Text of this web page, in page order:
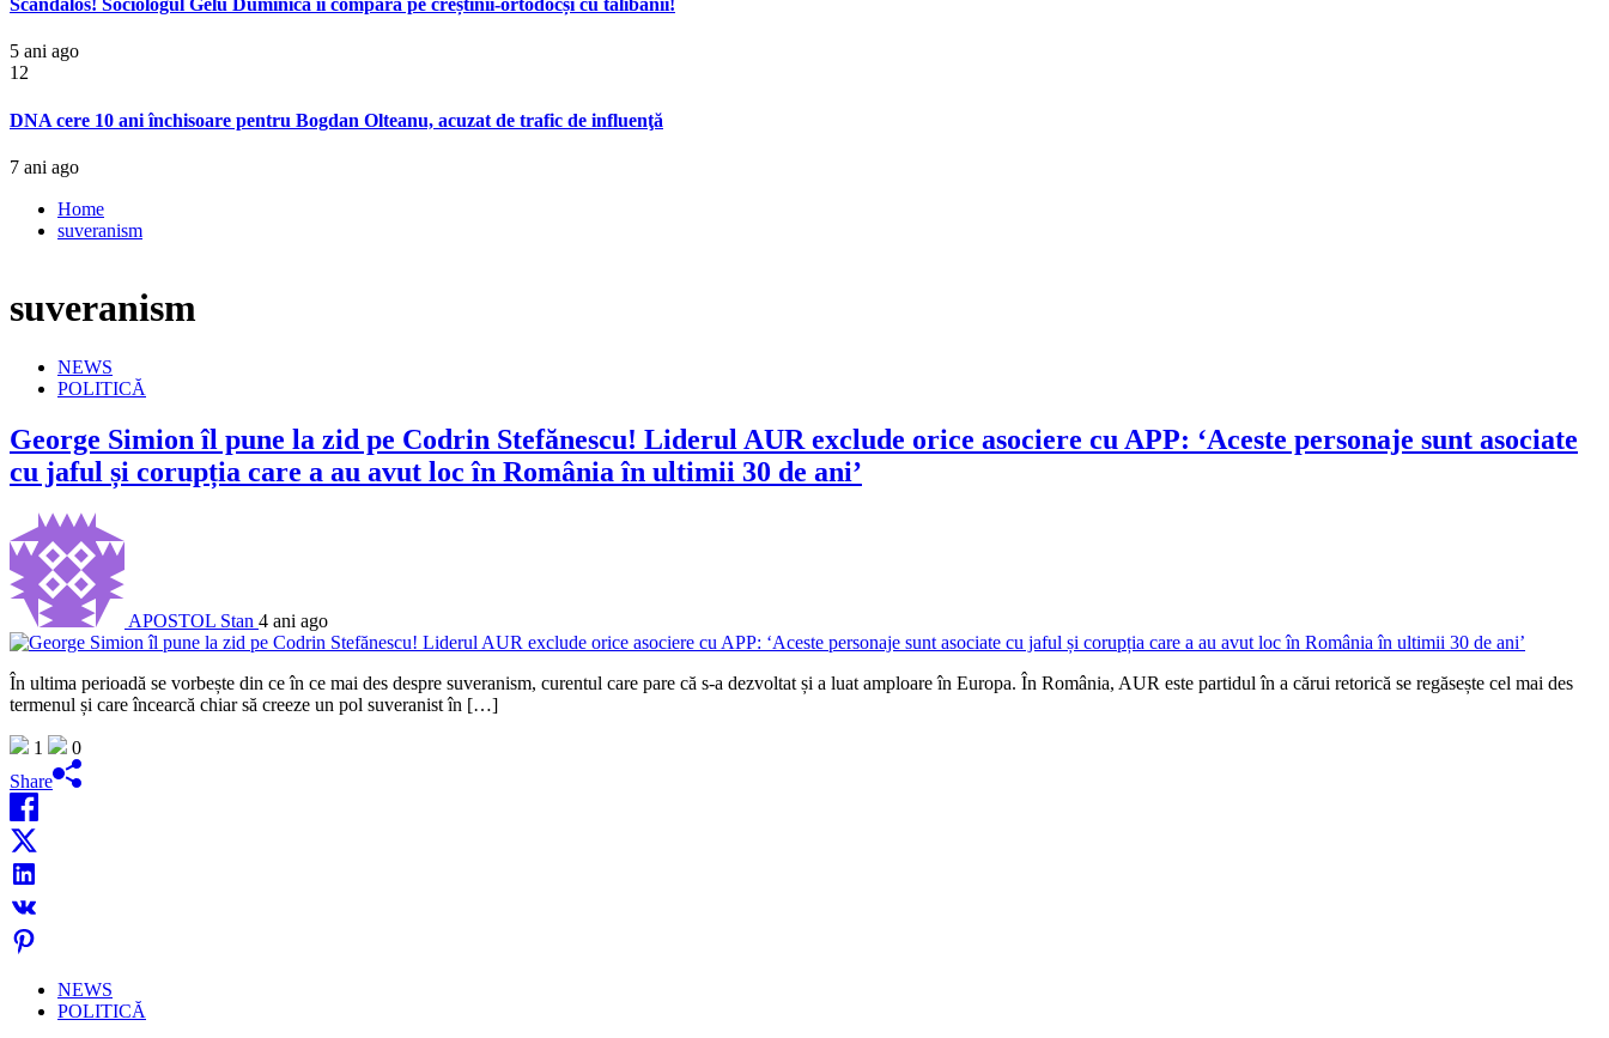
Scandalos! Sociologul Gelu Duminică îi compară pe creștinii-ortodocși cu talibanii!
5 ani ago
12
DNA cere 10 ani închisoare pentru Bogdan Olteanu, acuzat de trafic de influenţă
7 ani ago
Home
suveranism
suveranism
NEWS
POLITICĂ
George Simion îl pune la zid pe Codrin Stefănescu! Liderul AUR exclude orice asociere cu APP: ‘Aceste personaje sunt asociate
cu jaful și corupția care a au avut loc în România în ultimii 30 de ani’
APOSTOL Stan 4 ani ago
În ultima perioadă se vorbește din ce în ce mai des despre suveranism, curentul care pare că s-a dezvoltat și a luat amploare în Europa. În România, AUR este partidul în a cărui retorică se regăsește cel mai des
termenul și care încearcă chiar să creeze un pol suveranist în […]
1
0
Share
NEWS
POLITICĂ